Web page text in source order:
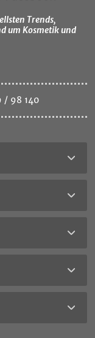
Trends,
um Kosmetik und
/ 98 140